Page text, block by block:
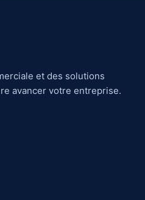
et des solutions
avancer votre entreprise.